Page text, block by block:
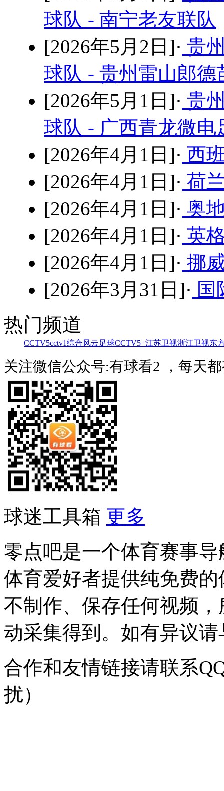
球队 - 南宁老友联队
[2026年5月2日]· 贵
球队 - 贵州雷山郎德
[2026年5月1日]· 贵
球队 - 广西青龙微电
[2026年4月1日]· 西
[2026年4月1日]· 荷
[2026年4月1日]· 奥
[2026年4月1日]· 英
[2026年4月1日]· 挪
[2026年3月31日]· 国
热门频道
CCTV5cctv1综合风云足球CCTV5+江苏卫视浙江卫视东
关注微信公众号:有球看2 ，每天
球迷工具箱 更多
零点吧是一个体育赛事
体育爱好者提供纯免费
不制作、保存任何视频
动采集得到。如有异议
合作和友情链接请联系
扰）